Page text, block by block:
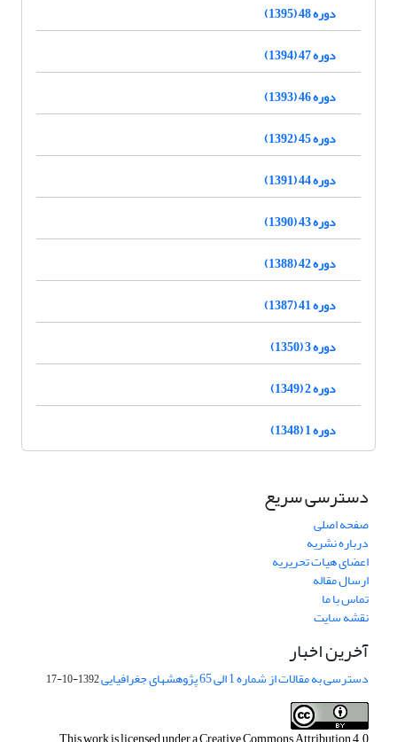
دوره 48 (1395)
دوره 47 (1394)
دوره 46 (1393)
دوره 45 (1392)
دوره 44 (1391)
دوره 43 (1390)
دوره 42 (1388)
دوره 41 (1387)
دوره 3 (1350)
دوره 2 (1349)
دوره 1 (1348)
دسترسی سریع
صفحه اصلی
درباره نشریه
اعضای هیات تحریریه
ارسال مقاله
تماس با ما
نقشه سایت
آخرین اخبار
دسترسی به مقالات از شماره 1 الی 65 پژوهشهای جغرافیایی 1392-10-17